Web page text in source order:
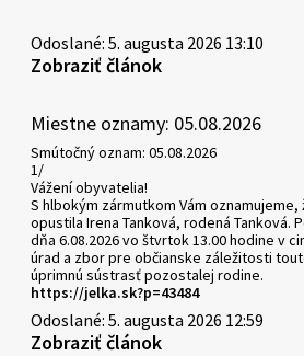
Odoslané: 5. augusta 2026 13:10
Zobraziť článok
Miestne oznamy: 05.08.2026
Smútočný oznam: 05.08.2026
1/
Vážení obyvatelia!
S hlbokým zármutkom Vám
opustila Irena Tanková, rodená Tanková.
dňa 6.08.2026 vo štvrtok 13.00 hodine v
úrad a zbor pre občianske záležitosti
úprimnú sústrasť pozostalej rodine.
https://jelka.sk?p=43484
Odoslané: 5. augusta 2026 12:59
Zobraziť článok